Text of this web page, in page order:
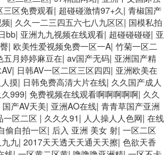
三区免费观看| 超碰碰激情97+久| 青椒国产
| 久久一二三四五六七八九区区| 国模私拍
bb| 亚洲九九视频在线观看| 超碰碰碰碰| 亚
| 欧美性爱视频免费一区一A| 竹菊一区二
五月婷婷麻豆在| av国产无码| 亚洲国产精
| 日韩AV一区二区三区四四| 亚洲欧美在
摸| 日韩免费高清大片在线| 久久国产成人
999| 免费视频在线观看啊啊啊啊啊| 久久
国产AV天美| 亚洲AO在线| 青青草国产亚洲
一区二区 | 久久久91 | 人人操人人色网| 在线
偷自拍一区| 后入 亚洲 美女 射| 一区二区
九| 2017天天透天天通天天擦| 色欲天香